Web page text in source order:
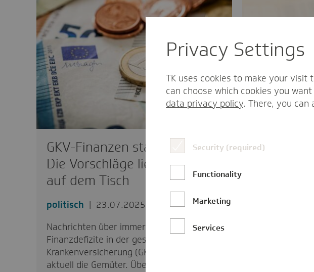
GKV-Finanzen stabilisieren:
Die Vorschläge liegen längst
auf dem Tisch
politisch
23.07.2025
Nachrichten über immer größere
Finanzdefizite in der gesetzlichen
Krankenversicherung (GKV) erhitzen
aktuell die Gemüter. Überraschend…
Notfall
Privacy Settings
TK uses cookies to make your visit
can choose which cookies you
data privacy policy. There, you
Security (required)
Functionality
Marketing
Services